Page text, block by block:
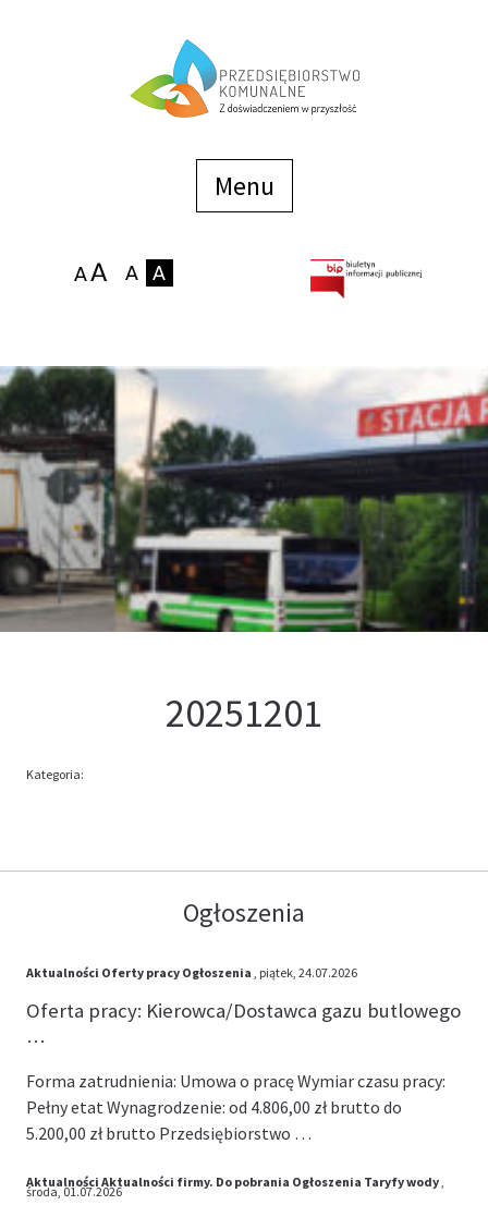
Menu
Zakłady
Podaj stan wodomierza
Kontakt
Oferta
20251201
Kategoria:
Ogłoszenia
Aktualności Oferty pracy Ogłoszenia , piątek, 24.07.2026
Oferta pracy: Kierowca/Dostawca gazu butlowego
…
Forma zatrudnienia: Umowa o pracę Wymiar czasu pracy:
Pełny etat Wynagrodzenie: od 4.806,00 zł brutto do
5.200,00 zł brutto Przedsiębiorstwo …
Aktualności Aktualności firmy. Do pobrania Ogłoszenia Taryfy wody,
środa, 01.07.2026